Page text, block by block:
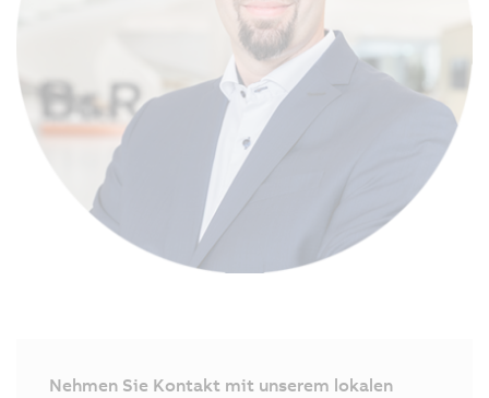
Nehmen Sie Kontakt mit unserem lokalen